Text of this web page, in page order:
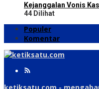
Kejanggalan Vonis
44 Dilihat
Populer
Komentar
ketiksatu.com -